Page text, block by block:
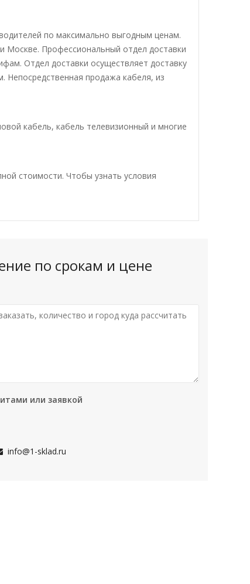
по максимально выгодным ценам.
Москве. Профессиональный отдел доставки
Отдел доставки осуществляет доставку
Непосредственная продажа кабеля, из
кабель, кабель телевизионный и многие
стоимости. Чтобы узнать условия
по срокам и цене
или заявкой
info@1-sklad.ru